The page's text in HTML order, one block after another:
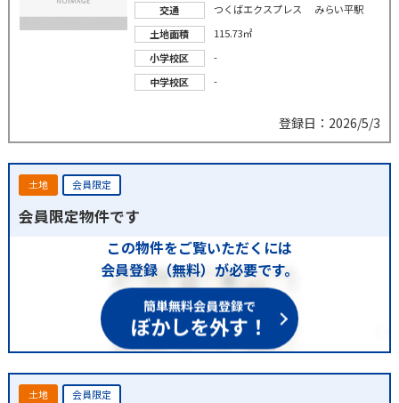
交通
つくばエクスプレス みらい平駅
土地面積
115.73㎡
小学校区
-
中学校区
-
登録日：2026/5/3
土地 会員限定
会員限定物件です
この物件をご覧いただくには
会員登録（無料）が必要です。
簡単無料会員登録で
ぼかしを外す！
土地 会員限定